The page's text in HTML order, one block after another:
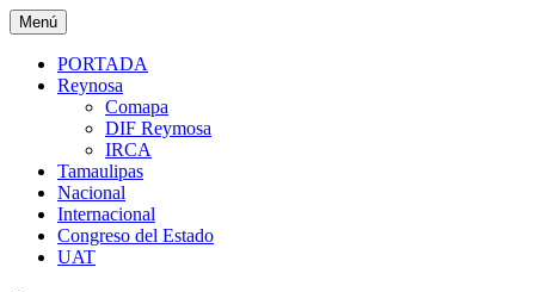
Saltar
al
contenido
Menú
PORTADA
Reynosa
Comapa
DIF Reymosa
IRCA
Tamaulipas
Nacional
Internacional
Congreso del Estado
UAT